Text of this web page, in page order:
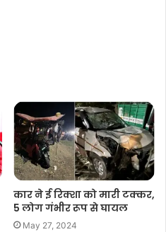
कार ने ई रिक्शा को मारी टक्कर,
5 लोग गंभीर रूप से घायल
May 27, 2024